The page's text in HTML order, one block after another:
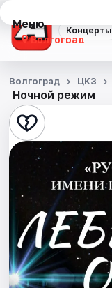
Концерты
Меню
Волгоград
Концерты
Театр
Стендап
Выставки
Квесты
Экскурсии
Спорт
Ночной режим
Волгоград ЦКЗ